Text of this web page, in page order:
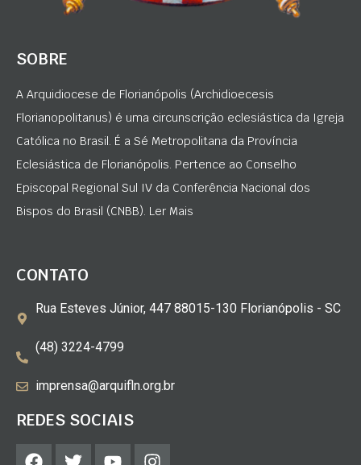
SOBRE
A Arquidiocese de Florianópolis (Archidioecesis
Florianopolitanus) é uma circunscrição eclesiástica da Igreja
Católica no Brasil. É a Sé Metropolitana da Província
Eclesiástica de Florianópolis. Pertence ao Conselho
Episcopal Regional Sul IV da Conferência Nacional dos
Bispos do Brasil (CNBB). Ler Mais
CONTATO
Rua Esteves Júnior, 447 88015-130 Florianópolis - SC
(48) 3224-4799
imprensa@arquifln.org.br
REDES SOCIAIS